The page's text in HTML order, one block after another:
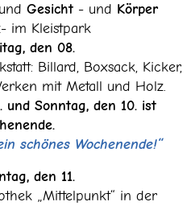
Gesicht - und Körper
im Kleistpark
den 08.
Billard, Boxsack, Kicker,
mit Metall und Holz.
Sonntag, den 10. ist
schönes Wochenende!“
den 11.
„Mittelpunkt“ in der